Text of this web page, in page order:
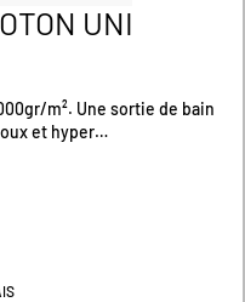
UNI
m². Une sortie de bain
et hyper
en plusieurs